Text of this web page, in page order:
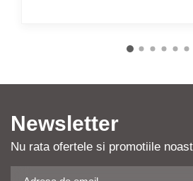
Newsletter
Nu rata ofertele si promotiile